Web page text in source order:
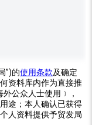
”)的使用条款及确定
资料库内作为直接推
公众人士使用﹞，
途；本人确认已获得
人资料提供予贸发局